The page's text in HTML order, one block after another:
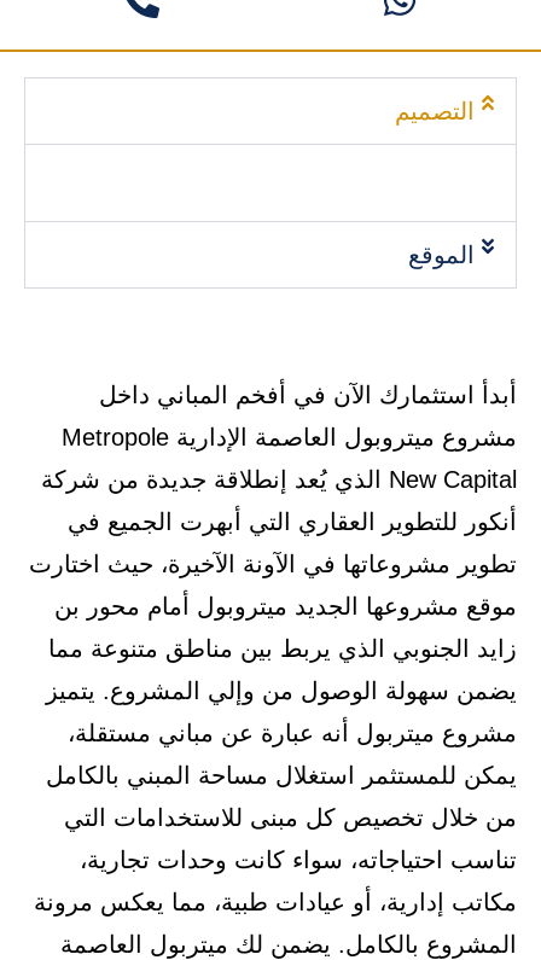
التصميم
الموقع
أبدأ استثمارك الآن في أفخم المباني داخل
مشروع ميتروبول العاصمة الإدارية Metropole
New Capital الذي يُعد إنطلاقة جديدة من شركة
أنكور للتطوير العقاري التي أبهرت الجميع في
تطوير مشروعاتها في الآونة الآخيرة، حيث اختارت
موقع مشروعها الجديد ميتروبول أمام محور بن
زايد الجنوبي الذي يربط بين مناطق متنوعة مما
يضمن سهولة الوصول من وإلي المشروع. يتميز
مشروع ميتربول أنه عبارة عن مباني مستقلة،
يمكن للمستثمر استغلال مساحة المبني بالكامل
من خلال تخصيص كل مبنى للاستخدامات التي
تناسب احتياجاته، سواء كانت وحدات تجارية،
مكاتب إدارية، أو عيادات طبية، مما يعكس مرونة
المشروع بالكامل. يضمن لك ميتربول العاصمة